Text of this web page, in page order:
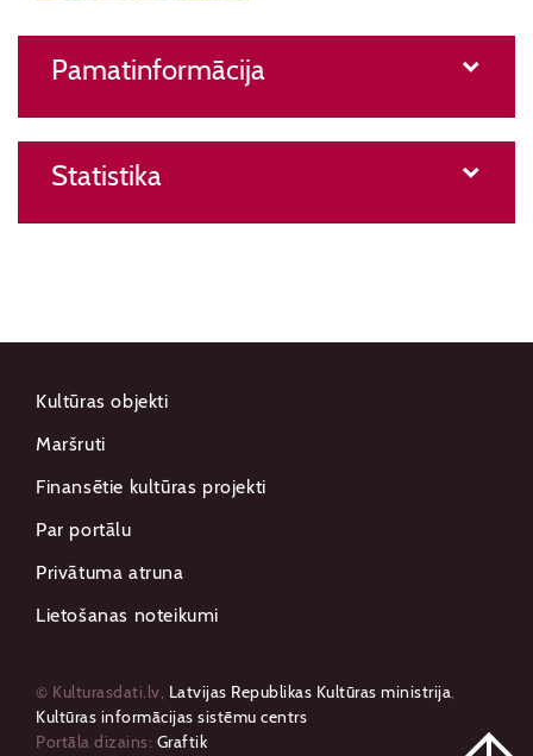
Pamatinformācija
Statistika
Kultūras objekti
Maršruti
Finansētie kultūras projekti
Par portālu
Privātuma atruna
Lietošanas noteikumi
© Kulturasdati.lv, Latvijas Republikas Kultūras ministrija,
Kultūras informācijas sistēmu centrs
Portāla dizains: Graftik